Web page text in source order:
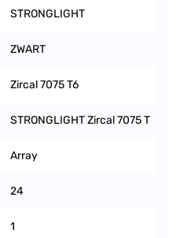
STRONGLIGHT
ZWART
Zircal 7075 T6
STRONGLIGHT Zircal 7075 T
Array
24
1